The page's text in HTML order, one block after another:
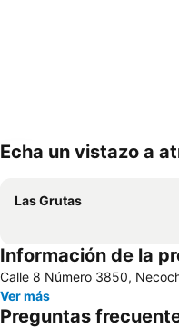
Echa un vistazo a
Las Grutas
Información de la
Calle 8 Número 3850,
Ver más
Preguntas